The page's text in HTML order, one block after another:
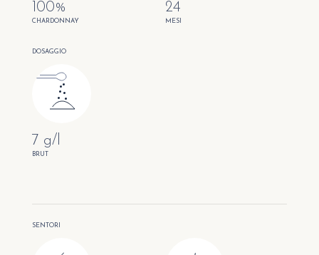
100%
CHARDONNAY
24
MESI
DOSAGGIO
7 g/l
BRUT
SENTORI